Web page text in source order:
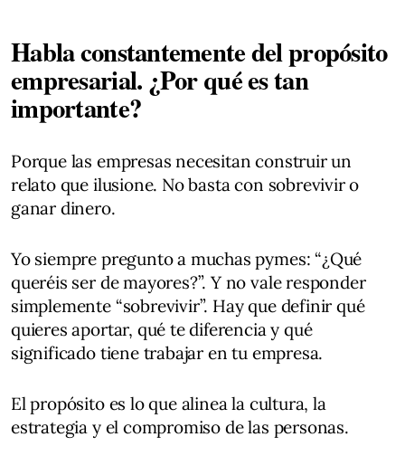
Habla constantemente del propósito
empresarial. ¿Por qué es tan
importante?
Porque las empresas necesitan construir un
relato que ilusione. No basta con sobrevivir o
ganar dinero.
Yo siempre pregunto a muchas pymes: “¿Qué
queréis ser de mayores?”. Y no vale responder
simplemente “sobrevivir”. Hay que definir qué
quieres aportar, qué te diferencia y qué
significado tiene trabajar en tu empresa.
El propósito es lo que alinea la cultura, la
estrategia y el compromiso de las personas.